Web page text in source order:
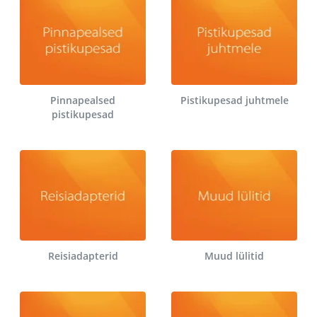
Pinnapealsed
pistikupesad
Pistikupesad juhtmele
Reisiadapterid Muud lülitid